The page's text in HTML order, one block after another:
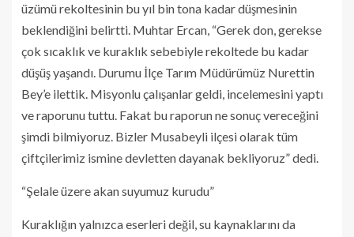
üzümü rekoltesinin bu yıl bin tona kadar düşmesinin
beklendiğini belirtti. Muhtar Ercan, “Gerek don, gerekse
çok sıcaklık ve kuraklık sebebiyle rekoltede bu kadar
düşüş yaşandı. Durumu İlçe Tarım Müdürümüz Nurettin
Bey’e ilettik. Misyonlu çalışanlar geldi, incelemesini yaptı
ve raporunu tuttu. Fakat bu raporun ne sonuç vereceğini
şimdi bilmiyoruz. Bizler Musabeyli ilçesi olarak tüm
çiftçilerimiz ismine devletten dayanak bekliyoruz” dedi.
“Şelale üzere akan suyumuz kurudu”
Kuraklığın yalnızca eserleri değil, su kaynaklarını da